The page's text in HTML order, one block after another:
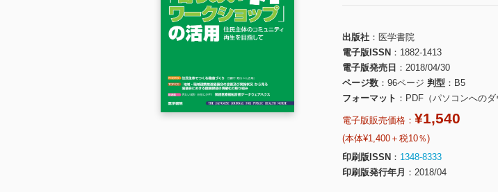
出版社
医学書院
電子版ISSN
1882-1413
電子版発売日
2018/04/30
ページ数
96ページ 判型
B5
フォーマット
PDF（パソコンへのダ
電子版販売価格： ¥1,540
(本体¥1,400＋税10％)
印刷版ISSN
1348-8333
印刷版発行年月
2018/04